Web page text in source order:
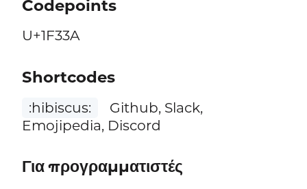
Codepoints
U+1F33A
Shortcodes
:hibiscus:
Github, Slack,
Emojipedia, Discord
Για προγραμματιστές